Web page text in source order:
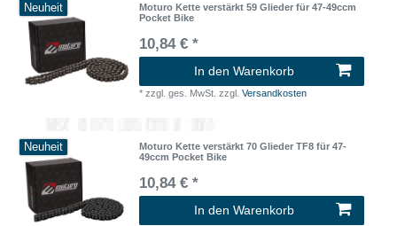
Neuheit
Moturo Kette verstärkt 59 Glieder für 47-49ccm
Pocket Bike
10,84 € *
In den Warenkorb
*zzgl. ges. MwSt. zzgl.Versandkosten
Neuheit
Moturo Kette verstärkt 70 Glieder TF8 für 47-
49ccm Pocket Bike
10,84 € *
In den Warenkorb